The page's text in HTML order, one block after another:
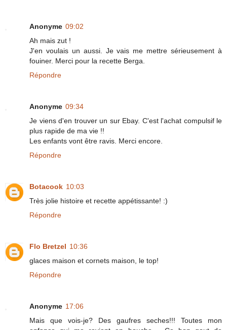
Anonyme 09:02
Ah mais zut !
J'en voulais un aussi. Je vais me mettre sérieusement à
fouiner. Merci pour la recette Berga.
Répondre
Anonyme 09:34
Je viens d'en trouver un sur Ebay. C'est l'achat compulsif le
plus rapide de ma vie !!
Les enfants vont être ravis. Merci encore.
Répondre
Botacook 10:03
Très jolie histoire et recette appétissante! :)
Répondre
Flo Bretzel 10:36
glaces maison et cornets maison, le top!
Répondre
Anonyme 17:06
Mais que vois-je? Des gaufres seches!!! Toutes mon